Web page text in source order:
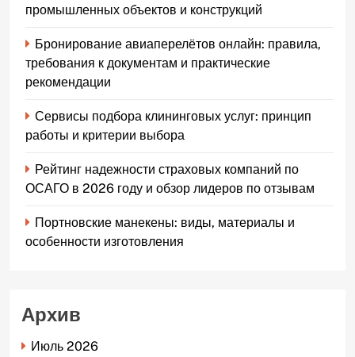
промышленных объектов и конструкций
Бронирование авиаперелётов онлайн: правила,
требования к документам и практические
рекомендации
Сервисы подбора клининговых услуг: принцип
работы и критерии выбора
Рейтинг надежности страховых компаний по
ОСАГО в 2026 году и обзор лидеров по отзывам
Портновские манекены: виды, материалы и
особенности изготовления
Архив
Июль 2026